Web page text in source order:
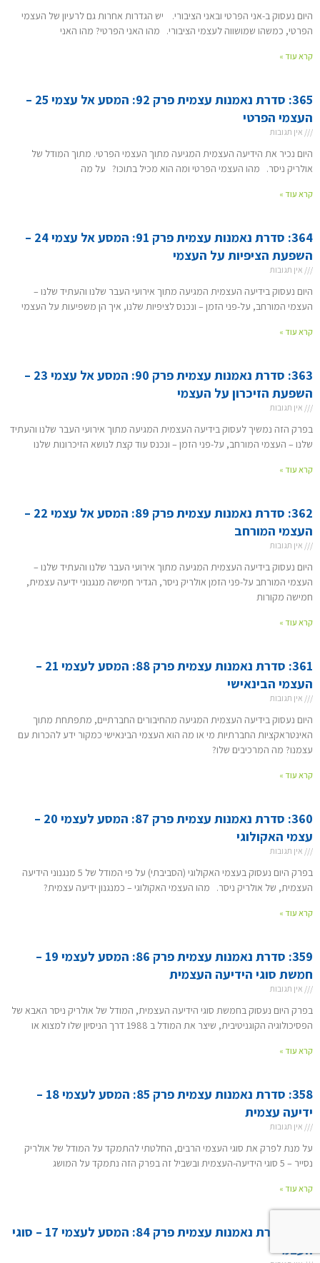
היום נעסוק ב-אני הפרטי ובאני הציבורי. יש הגדרות אחרות גם לרעיון של העצמי
הפרטי, כמשהו שמושווה לעצמי הציבורי. מהו האני הפרטי? מהו האני
קרא עוד »
365: סדרת נאמנות עצמית פרק 92: המסע אל עצמי 25 –
העצמי הפרטי
אין תגובות
היום נכיר את הידיעה העצמית המגיעה מתוך העצמי הפרטי. מתוך המודל של
אולריק ניסר. מהו העצמי הפרטי ומה הוא מכיל בתוכו? על מה
קרא עוד »
364: סדרת נאמנות עצמית פרק 91: המסע אל עצמי 24 –
השפעת הציפיות על העצמי
אין תגובות
היום נעסוק בידיעה העצמית המגיעה מתוך אירועי העבר שלנו והעתיד שלנו –
העצמי המורחב, על-פני הזמן – ונכנס לציפיות שלנו, איך הן משפיעות על העצמי
קרא עוד »
363: סדרת נאמנות עצמית פרק 90: המסע אל עצמי 23 –
השפעת הזיכרון על העצמי
אין תגובות
בפרק הזה נמשיך לעסוק בידיעה העצמית המגיעה מתוך אירועי העבר שלנו והעתיד
שלנו – העצמי המורחב, על-פני הזמן – ונכנס עוד קצת לנושא הזיכרונות שלנו
קרא עוד »
362: סדרת נאמנות עצמית פרק 89: המסע אל עצמי 22 –
העצמי המורחב
אין תגובות
היום נעסוק בידיעה העצמית המגיעה מתוך אירועי העבר שלנו והעתיד שלנו –
העצמי המורחב על-פני הזמן אולריק ניסר, הגדיר חמישה מנגנוני ידיעה עצמית,
חמישה מקורות
קרא עוד »
361: סדרת נאמנות עצמית פרק 88: המסע לעצמי 21 –
העצמי הבינאישי
אין תגובות
היום נעסוק בידיעה העצמית המגיעה מהחיבורים החברתיים, מתפתחת מתוך
האינטראקציות החברתיות מי או מה הוא העצמי הבינאישי כמקור ידע להכרות עם
עצמנו? מה המרכיבים שלו?
קרא עוד »
360: סדרת נאמנות עצמית פרק 87: המסע לעצמי 20 –
עצמי האקולוגי
אין תגובות
בפרק היום נעסוק בעצמי האקולוגי (הסביבתי) על פי המודל של 5 מנגנוני הידיעה
העצמית, של אולריק ניסר. מהו העצמי האקולוגי – כמנגנון ידיעה עצמית?
קרא עוד »
359: סדרת נאמנות עצמית פרק 86: המסע לעצמי 19 –
חמשת סוגי הידיעה העצמית
אין תגובות
בפרק היום נעסוק בחמשת סוגי הידיעה העצמית, המודל של אולריק ניסר האבא של
הפסיכולוגיה הקוגניטיבית, שיצר את המודל ב 1988 דרך הניסיון שלו למצוא או
קרא עוד »
358: סדרת נאמנות עצמית פרק 85: המסע לעצמי 18 –
ידיעה עצמית
אין תגובות
על מנת לפרק את סוגי העצמי הרבים, החלטתי להתמקד על המודל של אולריק
נסייר – 5 סוגי הידיעה-העצמית ובשביל זה בפרק הזה נתמקד על המושג
קרא עוד »
357: סדרת נאמנות עצמית פרק 84: המסע לעצמי 17 – סוגי
העצמי